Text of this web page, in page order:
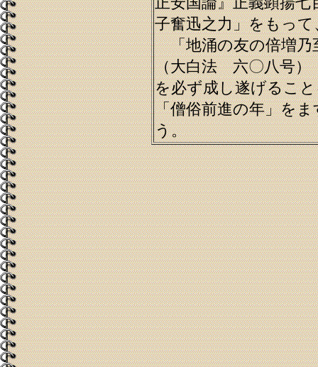
子奮迅之力」をもって
「地涌の友の倍増乃
（大白法 六〇八号）
を必ず成し遂げるこ
「僧俗前進の年」を
う。